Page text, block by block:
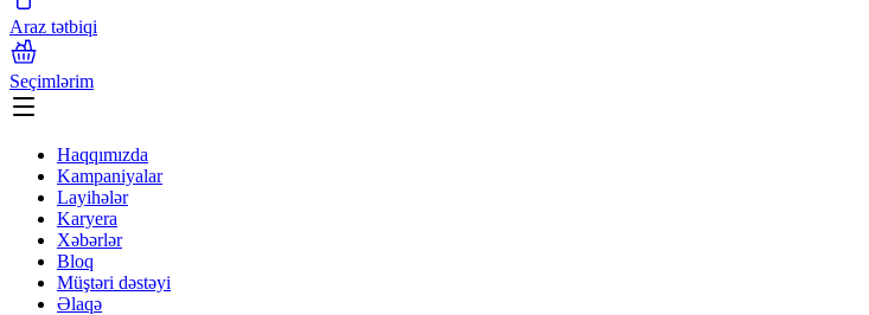
Araz tətbiqi
Seçimlərim
Haqqımızda
Kampaniyalar
Layihələr
Karyera
Xəbərlər
Bloq
Müştəri dəstəyi
Əlaqə